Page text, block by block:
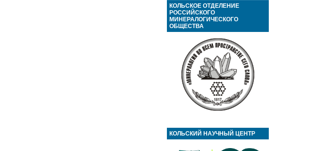
КОЛЬСКОЕ ОТДЕЛЕНИЕ
РОССИЙСКОГО
МИНЕРАЛОГИЧЕСКОГО
ОБЩЕСТВА
КОЛЬСКИЙ НАУЧНЫЙ ЦЕНТР